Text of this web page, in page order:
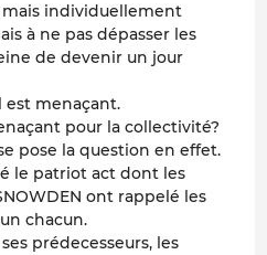
individuellement
à ne pas dépasser les
de devenir un jour
est menaçant.
pour la collectivité?
pose la question en effet.
le patriot act dont les
ont rappelé les
chacun.
prédecesseurs, les